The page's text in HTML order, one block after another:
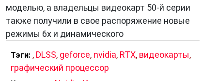
моделью, а владельцы видеокарт 50-й серии
также получили в свое распоряжение новые
режимы 6x и динамического
Тэги: , DLSS, geforce, nvidia, RTX, видеокарты,
графический процессор